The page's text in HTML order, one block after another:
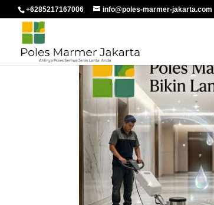
+6285217167006 info@poles-marmer-jakarta.com